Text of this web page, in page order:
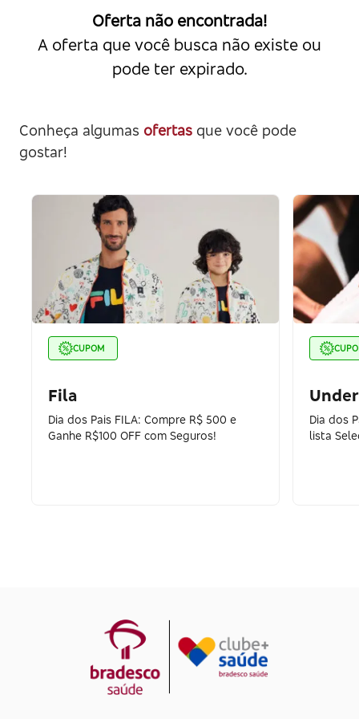
Oferta não encontrada!
A oferta que você busca não existe ou
pode ter expirado.
Conheça algumas ofertas que você pode
gostar!
CUPOM
Fila
Dia dos Pais FILA: Compre R$ 500 e
Ganhe R$100 OFF com Seguros!
Dia dos
lista